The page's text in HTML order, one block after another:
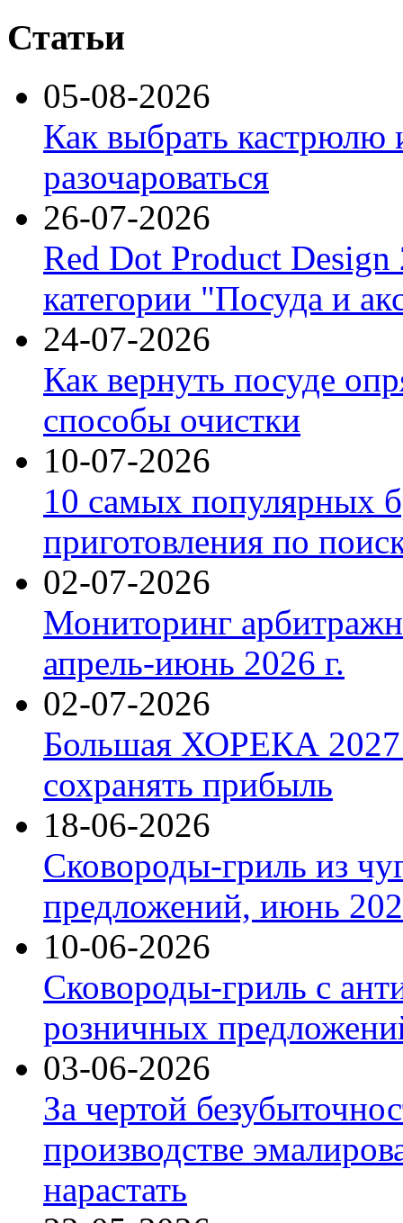
Статьи
05-08-2026
Как выбрать кастрюлю
разочароваться
26-07-2026
Red Dot Product Design
категории "Посуда и
24-07-2026
Как вернуть посуде
способы очистки
10-07-2026
10 самых популярных
приготовления по
02-07-2026
Мониторинг
апрель-июнь 2026 г.
02-07-2026
Большая ХОРЕКА 2027:
сохранять прибыль
18-06-2026
Сковороды-гриль из
предложений, июнь
10-06-2026
Сковороды-гриль с
розничных
03-06-2026
За чертой
производстве
нарастать